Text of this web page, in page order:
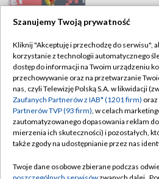
TVP
Abonament
Sklep
Biuro
Oferta
Emisja w
Regulamin
Polityka
Moje
Biuro
Szanujemy Twoją prywatność
Kliknij "Akceptuję i przechodzę do serwisu",
korzystanie z technologii automatycznego
dostęp do informacji na Twoim urządzeniu
przechowywanie oraz na przetwarzanie
nas, czyli Telewizję Polską S.A. w likwidacji
Zaufanych Partnerów z IAB* (1201 firm) oraz
Partnerów TVP (93 firm), w celach
zautomatyzowanego dopasowania reklam
mierzenia ich skuteczności) i pozostałych,
także zgody na udostępnianie przez nas
Twoje dane osobowe zbierane podczas